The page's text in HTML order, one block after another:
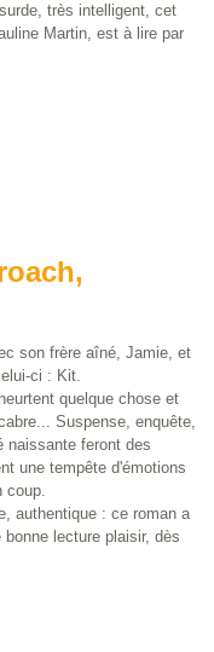
très intelligent, cet
Martin, est à lire par
son frère aîné, Jamie, et
ci : Kit.
quelque chose et
Suspense, enquête,
naissante feront des
une tempête d'émotions
coup.
authentique : ce roman a
lecture plaisir, dès